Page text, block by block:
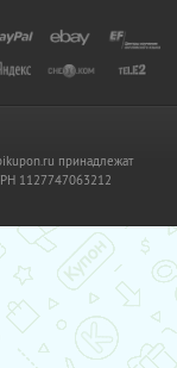
принадлежат
1127747063212